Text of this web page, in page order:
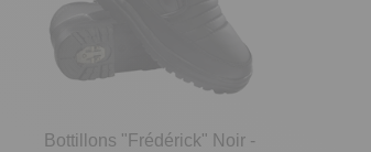
Bottillons "Frédérick" Noir -